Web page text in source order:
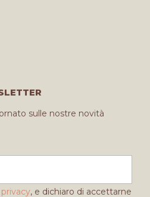
sulle nostre novità
, e dichiaro di accettarne